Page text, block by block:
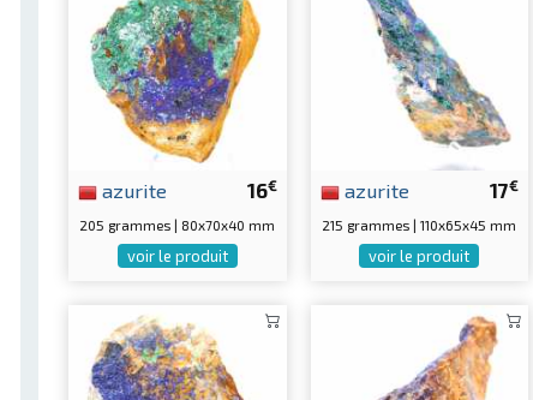
16€
azurite
205 grammes | 80x70x40 mm
voir le produit
17€
azurite
215 grammes | 110x65x45 mm
voir le produit